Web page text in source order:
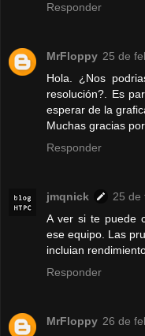
Responder
MrFloppy 25 de
Hola. ¿Nos
resolución?. Es
esperar de la
Muchas gracias
Responder
jmqnick
25 de
A ver si te puede
ese equipo. Las
incluian
Responder
MrFloppy 26 de